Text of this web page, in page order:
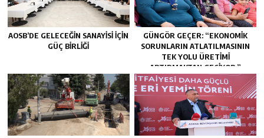
AOSB’DE GELECEĞIN SANAYISI İÇIN
GÜÇ BIRLIĞI
GÜNGÖR GEÇER: “EKONOMIK
SORUNLARIN ATLATILMASININ
TEK YOLU ÜRETIMI
ARTIRMAKTAN GEÇIYOR.”